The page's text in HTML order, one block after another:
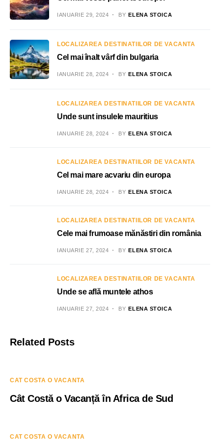
IANUARIE 29, 2024 BY ELENA STOICA
LOCALIZAREA DESTINATIILOR DE VACANTA
Cel mai înalt vârf din bulgaria
IANUARIE 28, 2024 BY ELENA STOICA
LOCALIZAREA DESTINATIILOR DE VACANTA
Unde sunt insulele mauritius
IANUARIE 28, 2024 BY ELENA STOICA
LOCALIZAREA DESTINATIILOR DE VACANTA
Cel mai mare acvariu din europa
IANUARIE 28, 2024 BY ELENA STOICA
LOCALIZAREA DESTINATIILOR DE VACANTA
Cele mai frumoase mănăstiri din românia
IANUARIE 27, 2024 BY ELENA STOICA
LOCALIZAREA DESTINATIILOR DE VACANTA
Unde se află muntele athos
IANUARIE 27, 2024 BY ELENA STOICA
Related Posts
CAT COSTA O VACANTA
Cât Costă o Vacanță în Africa de Sud
CAT COSTA O VACANTA